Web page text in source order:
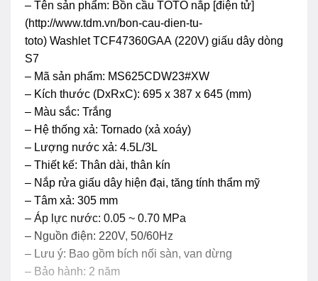
– Tên sản phẩm: Bồn cầu TOTO nắp [điện tử]
(http://www.tdm.vn/bon-cau-dien-tu-
toto) Washlet TCF47360GAA (220V) giấu dây dòng
S7
– Mã sản phẩm: MS625CDW23#XW
– Kích thước (DxRxC): 695 x 387 x 645 (mm)
– Màu sắc: Trắng
– Hệ thống xả: Tornado (xả xoáy)
– Lượng nước xả: 4.5L/3L
– Thiết kế: Thân dài, thân kín
– Nắp rửa giấu dây hiện đại, tăng tính thẩm mỹ
– Tâm xả: 305 mm
– Áp lực nước: 0.05 ~ 0.70 MPa
– Nguồn điện: 220V, 50/60Hz
– Lưu ý: Bao gồm bích nối sàn, van dừng
– Bảo hành: 2 năm